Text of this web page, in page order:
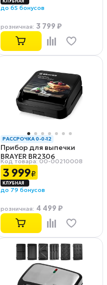
до 65 бонусов
розничная: 3 799 ₽
РАССРОЧКА 0-0-12
Прибор для выпечки
BRAYER BR2306
Код товара: 00-00210008
3 999₽
до 79 бонусов
розничная: 4 499 ₽